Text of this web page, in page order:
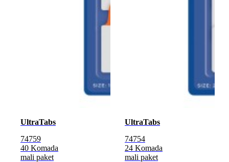
UltraTabs
74759
40 Komada
mali paket
UltraTabs
74754
24 Komada
mali paket